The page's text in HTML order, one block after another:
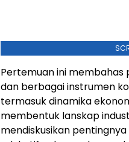
Pertemuan ini
dan berbagai instrumen
termasuk dinamika
membentuk lanskap
mendiskusikan